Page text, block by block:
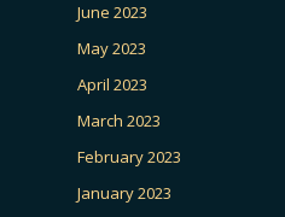
June 2023
May 2023
April 2023
March 2023
February 2023
January 2023